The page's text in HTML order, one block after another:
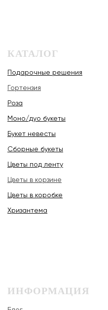
КАТАЛОГ
Подарочные решения
Гортензия
Роза
Моно/дуо букеты
Букет невесты
Сборные букеты
Цветы под ленту
Цветы в корзине
Цветы в коробке
Хризантема
ИНФОРМАЦИЯ